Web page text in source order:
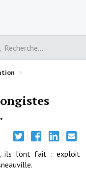
>
ils l'ont fait : exploit